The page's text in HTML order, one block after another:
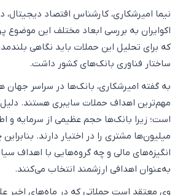
نیما امیرشکاری، کارشناس اقتصاد دیجیتال،
اکوایران به بررسی ابعاد مختلف این موضوع
که برای تحلیل این حملات باید نگاهی
ساختار فناوری بانک‌های کشور داشت.
به گفته امیرشکاری، بانک‌ها در سراسر جهان
مهم‌ترین اهداف حملات سایبری هستند.
است؛ زیرا بانک‌ها حجم عظیمی از سرمایه و
میلیون‌ها مشتری را در اختیار دارند.
انگیزه‌های مالی و چه گروه‌هایی با اهداف
به‌عنوان اهدافی ارزشمند انتخاب می‌کنند.
وی معتقد است حملاتی که در ماه‌های اخیر